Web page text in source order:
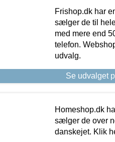
Frishop.dk har
sælger de til
med mere end
telefon.
udvalg.
Se udvalget
Homeshop.dk
sælger de over
danskejet. Klik